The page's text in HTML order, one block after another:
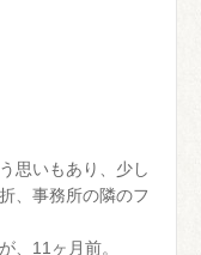
思いもあり、少し
、事務所の隣のフ
、11ヶ月前。